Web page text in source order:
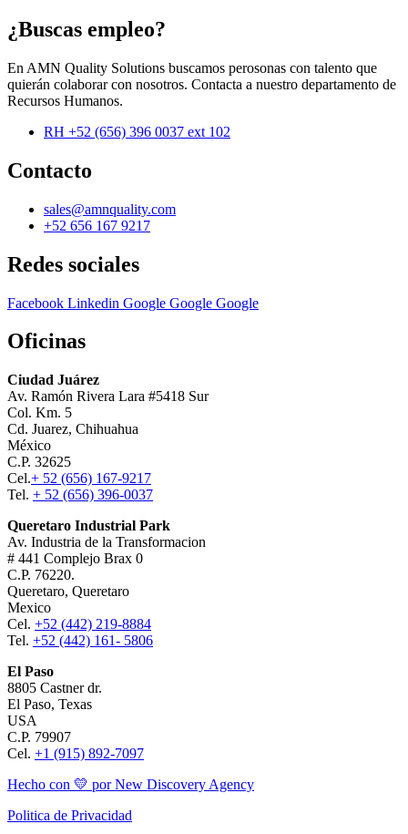
¿Buscas empleo?
En AMN Quality Solutions buscamos perosonas con talento que
quierán colaborar con nosotros. Contacta a nuestro departamento de
Recursos Humanos.
RH +52 (656) 396 0037 ext 102
Contacto
sales@amnquality.com
+52 656 167 9217
Redes sociales
Facebook Linkedin Google Google Google
Oficinas
Ciudad Juárez
Av. Ramón Rivera Lara #5418 Sur
Col. Km. 5
Cd. Juarez, Chihuahua
México
C.P. 32625
Cel.+ 52 (656) 167-9217
Tel. + 52 (656) 396-0037
Queretaro Industrial Park
Av. Industria de la Transformacion
# 441 Complejo Brax 0
C.P. 76220.
Queretaro, Queretaro
Mexico
Cel. +52 (442) 219-8884
Tel. +52 (442) 161- 5806
El Paso
8805 Castner dr.
El Paso, Texas
USA
C.P. 79907
Cel. +1 (915) 892-7097
Hecho con 💛 por New Discovery Agency
Politica de Privacidad